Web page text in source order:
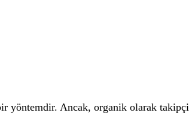
yöntemdir. Ancak, organik olarak takipçi